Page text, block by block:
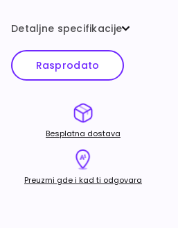
Detaljne specifikacije
Rasprodato
Besplatna dostava
Preuzmi gde i kad ti odgovara